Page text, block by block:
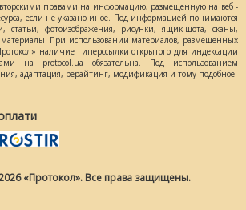
правами на информацию, размещенную на веб -
если не указано иное. Под информацией понимаются
статьи, фотоизображения, рисунки, ящик-шота, сканы,
материалы. При использовании материалов, размещенных
наличие гиперссылки открытого для индексации
на protocol.ua обязательна. Под использованием
адаптация, рерайтинг, модификация и тому подобное.
«Протокол». Все права защищены.